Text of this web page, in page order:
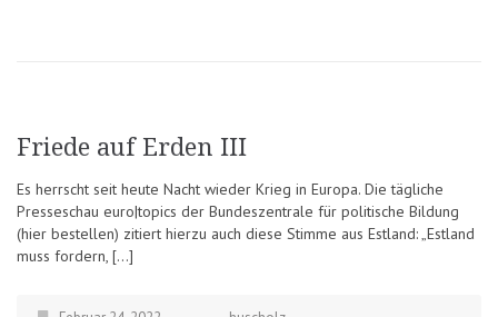
Friede auf Erden III
Es herrscht seit heute Nacht wieder Krieg in Europa. Die tägliche
Presseschau euro|topics der Bundeszentrale für politische Bildung
(hier bestellen) zitiert hierzu auch diese Stimme aus Estland: „Estland
muss fordern, […]